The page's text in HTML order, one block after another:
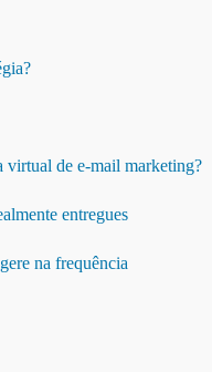
virtual de e-mail marketing?
entregues
na frequência